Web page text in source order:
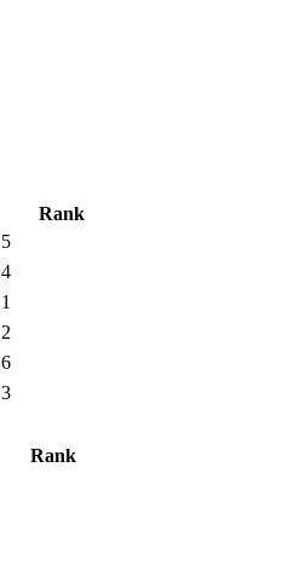
Rank
5
4
1
2
6
3
Rank